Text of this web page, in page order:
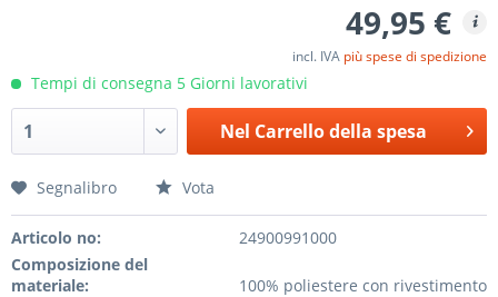
49,95 €
incl. IVA più spese di spedizione
Tempi di consegna 5 Giorni lavorativi
Nel Carrello della spesa
Segnalibro Vota
Articolo no:
24900991000
Composizione del
materiale:
100% poliestere con rivestimento